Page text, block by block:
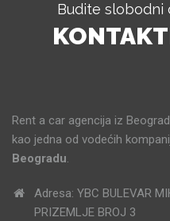
Budite slobodni
Rent a car agencija iz
kao jedna od vodećih
Beogradu.
Adresa: YBC BULEVAR
PRIZEMLJE BROJ 3